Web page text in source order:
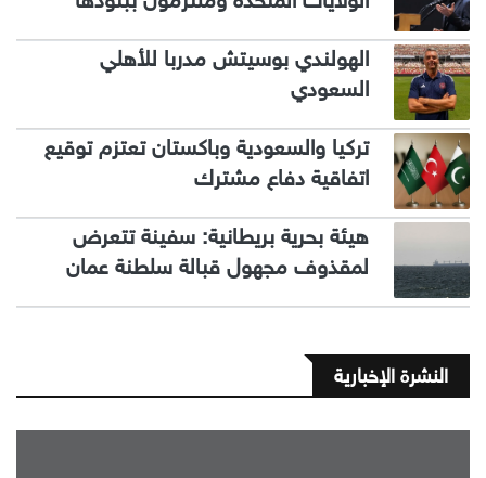
الهولندي بوسيتش مدربا للأهلي
السعودي
تركيا والسعودية وباكستان تعتزم توقيع
اتفاقية دفاع مشترك
هيئة بحرية بريطانية: سفينة تتعرض
لمقذوف مجهول قبالة سلطنة عمان
النشرة الإخبارية